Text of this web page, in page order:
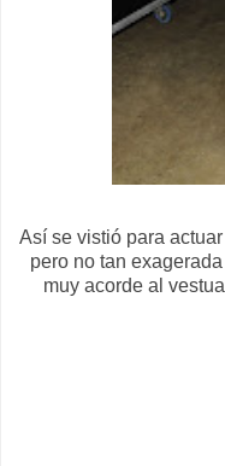
Así se vistió para
pero no tan
muy acorde al